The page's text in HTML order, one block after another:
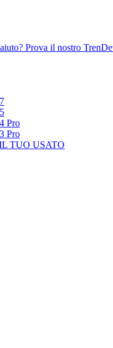
Prova il nostro
Pro
Pro
TUO USATO